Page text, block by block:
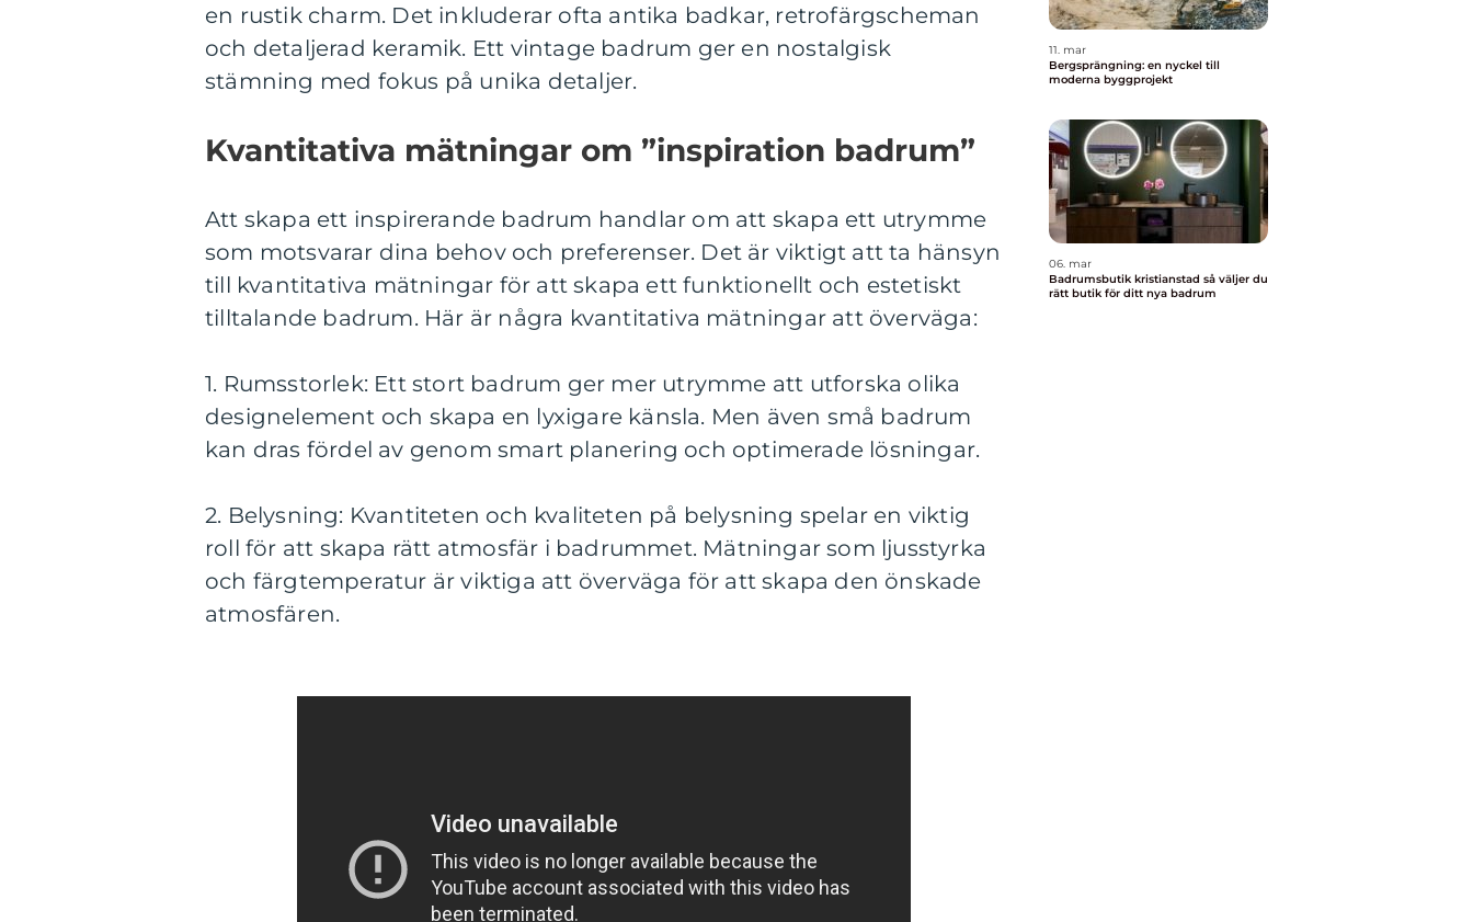
en rustik charm. Det inkluderar ofta antika badkar, retrofärgscheman
och detaljerad keramik. Ett vintage badrum ger en nostalgisk
stämning med fokus på unika detaljer.
Kvantitativa mätningar om ”inspiration badrum”
Att skapa ett inspirerande badrum handlar om att skapa ett utrymme
som motsvarar dina behov och preferenser. Det är viktigt att ta hänsyn
till kvantitativa mätningar för att skapa ett funktionellt och estetiskt
tilltalande badrum. Här är några kvantitativa mätningar att överväga:
1. Rumsstorlek: Ett stort badrum ger mer utrymme att utforska olika
designelement och skapa en lyxigare känsla. Men även små badrum
kan dras fördel av genom smart planering och optimerade lösningar.
2. Belysning: Kvantiteten och kvaliteten på belysning spelar en viktig
roll för att skapa rätt atmosfär i badrummet. Mätningar som ljusstyrka
och färgtemperatur är viktiga att överväga för att skapa den önskade
atmosfären.
11. mar
Bergsprängning: en nyckel till
moderna byggprojekt
06. mar
Badrumsbutik kristianstad så väljer du
rätt butik för ditt nya badrum